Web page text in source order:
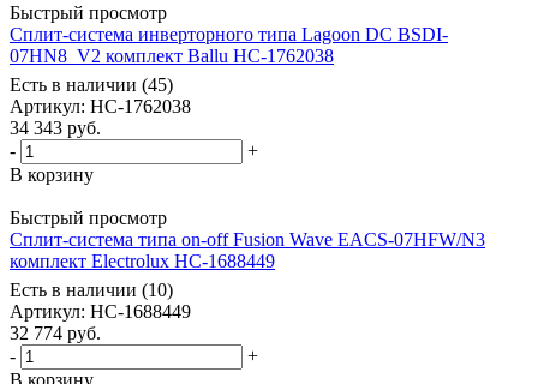
Быстрый просмотр
Сплит-система инверторного типа Lagoon DC BSDI-
07HN8_V2 комплект Ballu НС-1762038
Есть в наличии (45)
Артикул: НС-1762038
34 343 руб.
-
+
В корзину
Быстрый просмотр
Сплит-система типа on-off Fusion Wave EACS-07HFW/N3
комплект Electrolux НС-1688449
Есть в наличии (10)
Артикул: НС-1688449
32 774 руб.
-
+
В корзину